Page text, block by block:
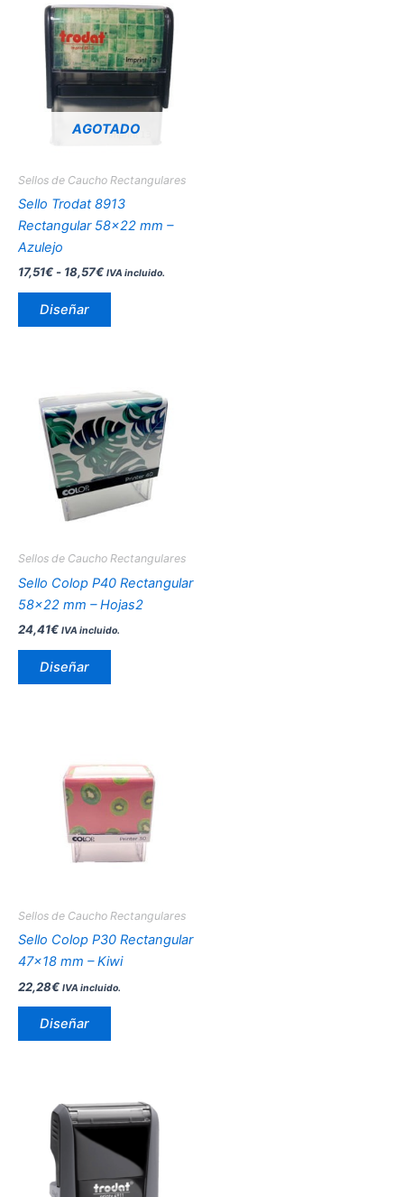
AGOTADO
Sellos de Caucho Rectangulares
Sello Trodat 8913
Rectangular 58×22 mm –
Azulejo
17,51€ - 18,57€
de
precios:
desde
17,51€
hasta
18,57€
IVA incluido.
Diseñar
producto
tiene
múltiples
variantes.
Las
opciones
en
de
Sellos de Caucho Rectangulares
Sello Colop P40 Rectangular
58×22 mm – Hojas2
24,41€ IVA incluido.
Diseñar
producto
tiene
múltiples
variantes.
Las
opciones
en
la
página
Sellos de Caucho Rectangulares
Sello Colop P30 Rectangular
47×18 mm – Kiwi
22,28€ IVA incluido.
Diseñar
tiene
múltiples
variantes.
Las
opciones
página